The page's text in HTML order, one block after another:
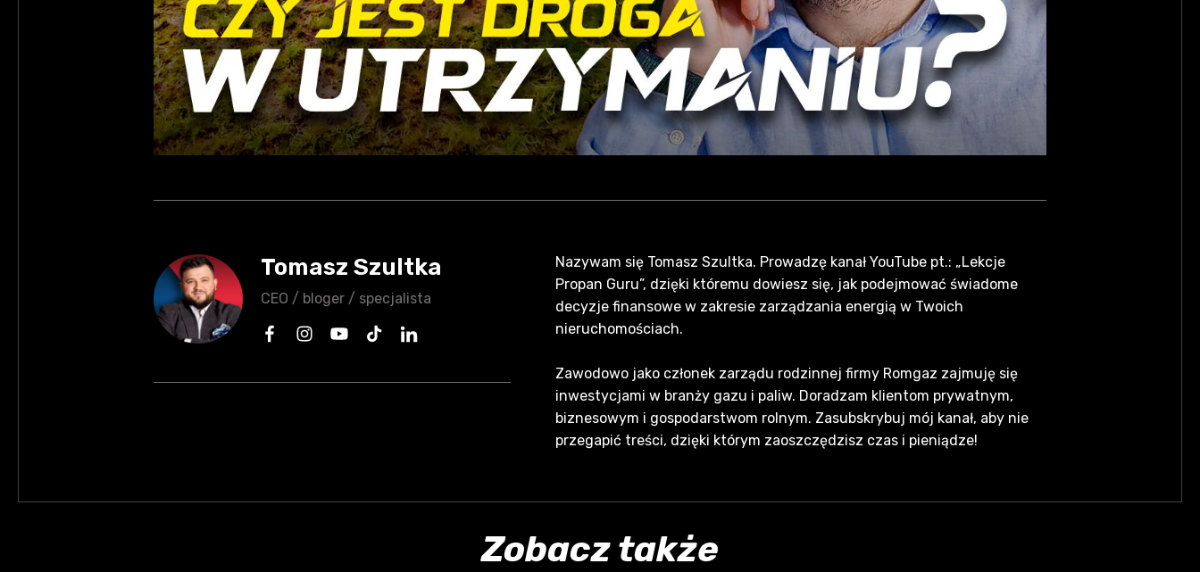
Tomasz Szultka
CEO / bloger / specjalista
Nazywam się Tomasz Szultka. Prowadzę kanał YouTube pt.: „Lekcje
Propan Guru”, dzięki któremu dowiesz się, jak podejmować świadome
decyzje finansowe w zakresie zarządzania energią w Twoich
nieruchomościach.
Zawodowo jako członek zarządu rodzinnej firmy Romgaz zajmuję się
inwestycjami w branży gazu i paliw. Doradzam klientom prywatnym,
biznesowym i gospodarstwom rolnym. Zasubskrybuj mój kanał, aby nie
przegapić treści, dzięki którym zaoszczędzisz czas i pieniądze!
Zobacz także